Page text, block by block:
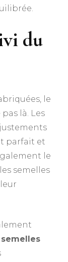
du
le
là. Les
parfait et
le
semelles
semelles